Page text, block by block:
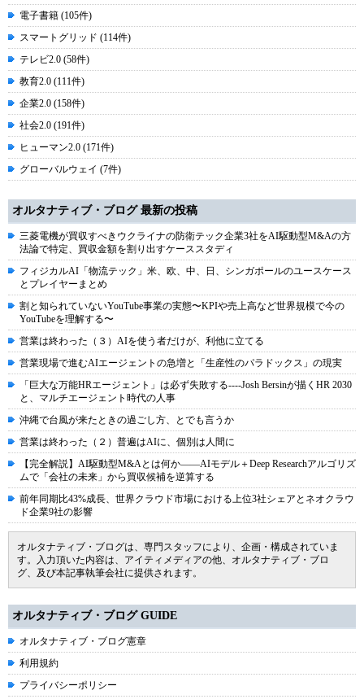
電子書籍 (105件)
スマートグリッド (114件)
テレビ2.0 (58件)
教育2.0 (111件)
企業2.0 (158件)
社会2.0 (191件)
ヒューマン2.0 (171件)
グローバルウェイ (7件)
オルタナティブ・ブログ 最新の投稿
三菱電機が買収すべきウクライナの防衛テック企業3社をAI駆動型M&Aの方
法論で特定、買収金額を割り出すケーススタディ
フィジカルAI「物流テック」米、欧、中、日、シンガポールのユースケース
とプレイヤーまとめ
割と知られていないYouTube事業の実態〜KPIや売上高など世界規模で今の
YouTubeを理解する〜
営業は終わった（３）AIを使う者だけが、利他に立てる
営業現場で進むAIエージェントの急増と「生産性のパラドックス」の現実
「巨大な万能HRエージェント」は必ず失敗する----Josh Bersinが描くHR 2030
と、マルチエージェント時代の人事
沖縄で台風が来たときの過ごし方、とでも言うか
営業は終わった（２）普遍はAIに、個別は人間に
【完全解説】AI駆動型M&Aとは何か――AIモデル＋Deep Researchアルゴリズ
ムで「会社の未来」から買収候補を逆算する
前年同期比43%成長、世界クラウド市場における上位3社シェアとネオクラウ
ド企業9社の影響
オルタナティブ・ブログは、専門スタッフにより、企画・構成されていま
す。入力頂いた内容は、アイティメディアの他、オルタナティブ・ブロ
グ、及び本記事執筆会社に提供されます。
オルタナティブ・ブログ GUIDE
オルタナティブ・ブログ憲章
利用規約
プライバシーポリシー